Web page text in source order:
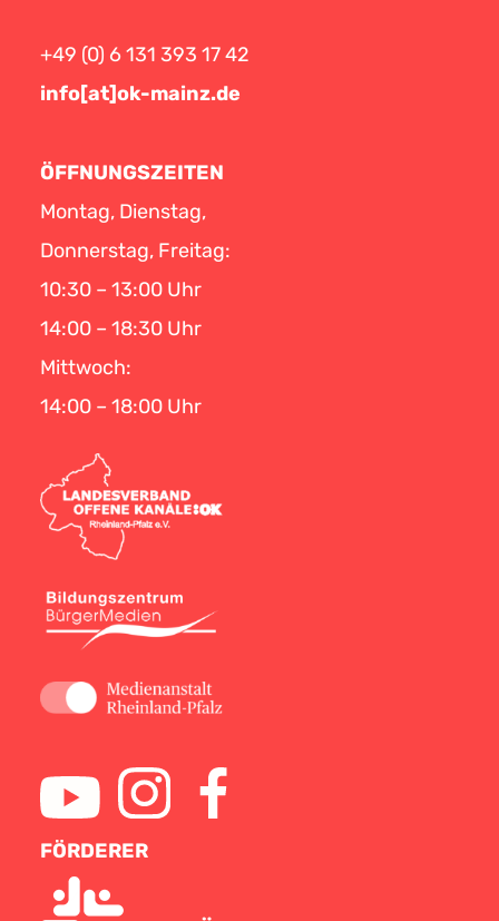
+49 (0) 6 131 393 17 42
info[at]ok-mainz.de
ÖFFNUNGSZEITEN
Montag, Dienstag,
Donnerstag, Freitag:
10:30 – 13:00 Uhr
14:00 – 18:30 Uhr
Mittwoch:
14:00 – 18:00 Uhr
FÖRDERER